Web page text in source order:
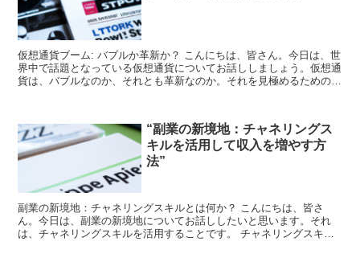
仮想通貨ブーム: バブルか革新か？ こんにちは、皆さん。今日は、世
界中で話題となっている仮想通貨についてお話ししましょう。仮想通
貨は、バブルなのか、それとも革新なのか。それを見極めるための視
“副業の新境地：チャネリングス
キルを活用して収入を増やす方
法”
副業の新境地：チャネリングスキルとは何か？ こんにちは、皆さ
ん。今日は、副業の新境地についてお話ししたいと思います。それ
は、チャネリングスキルを活用することです。 チャネリングスキル